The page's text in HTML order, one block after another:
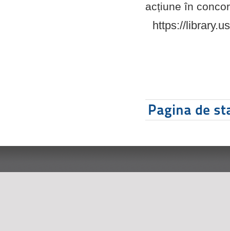
acțiune în
https://
Pagina de